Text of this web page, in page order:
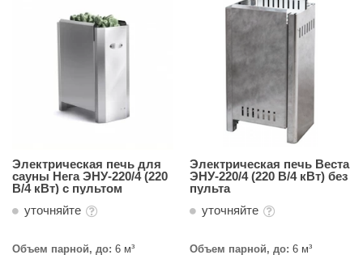
Sauna
icon
Электрическая печь для
сауны Нега ЭНУ-220/4 (220
В/4 кВт) с пультом
уточняйте
Объем парной, до: 6 м³
Электрическая печь Веста
ЭНУ-220/4 (220 В/4 кВт) без
пульта
уточняйте
Объем парной, до: 6 м³